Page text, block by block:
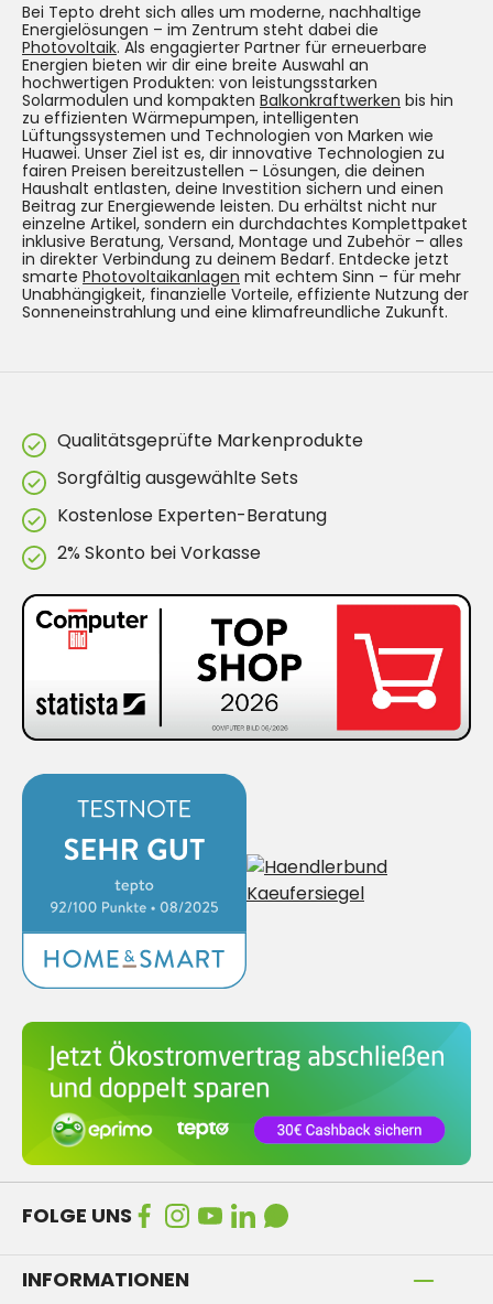
Bei Tepto dreht sich alles um moderne, nachhaltige
Energielösungen – im Zentrum steht dabei die
Photovoltaik. Als engagierter Partner für erneuerbare
Energien bieten wir dir eine breite Auswahl an
hochwertigen Produkten: von leistungsstarken
Solarmodulen und kompakten Balkonkraftwerken bis hin
zu effizienten Wärmepumpen, intelligenten
Lüftungssystemen und Technologien von Marken wie
Huawei. Unser Ziel ist es, dir innovative Technologien zu
fairen Preisen bereitzustellen – Lösungen, die deinen
Haushalt entlasten, deine Investition sichern und einen
Beitrag zur Energiewende leisten. Du erhältst nicht nur
einzelne Artikel, sondern ein durchdachtes Komplettpaket
inklusive Beratung, Versand, Montage und Zubehör – alles
in direkter Verbindung zu deinem Bedarf. Entdecke jetzt
smarte Photovoltaikanlagen mit echtem Sinn – für mehr
Unabhängigkeit, finanzielle Vorteile, effiziente Nutzung der
Sonneneinstrahlung und eine klimafreundliche Zukunft.
Qualitätsgeprüfte Markenprodukte
Sorgfältig ausgewählte Sets
Kostenlose Experten-Beratung
2% Skonto bei Vorkasse
FOLGE UNS
INFORMATIONEN